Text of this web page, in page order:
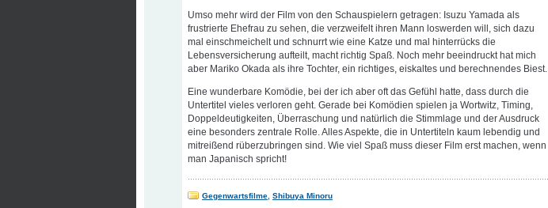
Umso mehr wird der Film von den Schauspielern getragen: Isuzu Yamada als
frustrierte Ehefrau zu sehen, die verzweifelt ihren Mann loswerden will, sich dazu
mal einschmeichelt und schnurrt wie eine Katze und mal hinterrücks die
Lebensversicherung aufteilt, macht richtig Spaß. Noch mehr beeindruckt hat mich
aber Mariko Okada als ihre Tochter, ein richtiges, eiskaltes und berechnendes Biest.
Eine wunderbare Komödie, bei der ich aber oft das Gefühl hatte, dass durch die
Untertitel vieles verloren geht. Gerade bei Komödien spielen ja Wortwitz, Timing,
Doppeldeutigkeiten, Überraschung und natürlich die Stimmlage und der Ausdruck
eine besonders zentrale Rolle. Alles Aspekte, die in Untertiteln kaum lebendig und
mitreißend rüberzubringen sind. Wie viel Spaß muss dieser Film erst machen, wenn
man Japanisch spricht!
Gegenwartsfilme Shibuya Minoru